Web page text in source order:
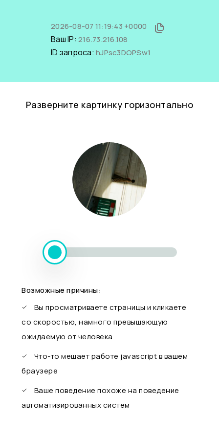
2026-08-07 11:19:43 +0000
Ваш IP: 216.73.216.108
ID запроса: hJPsc3DOPSw1
Разверните картинку горизонтально
Возможные причины:
Вы просматриваете страницы и кликаете
со скоростью, намного превышающую
ожидаемую от человека
Что-то мешает работе javascript в вашем
браузере
Ваше поведение похоже на поведение
автоматизированных систем